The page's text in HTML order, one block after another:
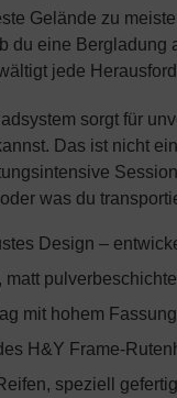
Gelände zu
du eine Bergladung
jede
sorgt für
Das ist nicht
was du
Design –
matt
mit hohem
H&Y Frame-
speziell